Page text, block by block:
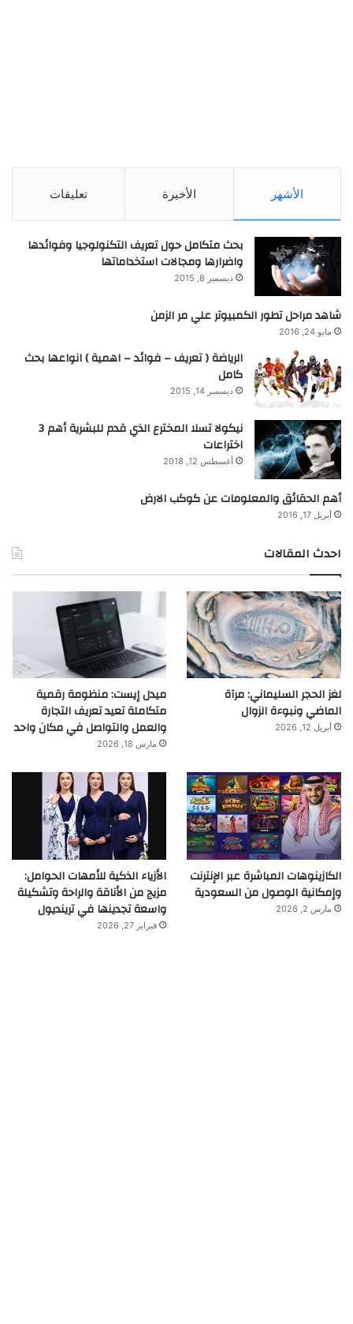
الأشهر الأخيرة تعليقات
بحث متكامل حول تعريف التكنولوجيا وفوائدها
واضرارها ومجالات استخداماتها
ديسمبر 8, 2015
شاهد مراحل تطور الكمبيوتر علي مر الزمن
مايو 24, 2016
الرياضة ( تعريف – فوائد – اهمية ) انواعها بحث
كامل
ديسمبر 14, 2015
نيكولا تسلا المخترع الذي قدم للبشرية أهم 3
اختراعات
أغسطس 12, 2018
أهم الحقائق والمعلومات عن كوكب الارض
أبريل 17, 2016
احدث المقالات
لغز الحجر السليماني: مرآة
الماضي ونبوءة الزوال
أبريل 12, 2026
ميدل إيست: منظومة رقمية
متكاملة تعيد تعريف التجارة
والعمل والتواصل في مكان واحد
مارس 18, 2026
الكازينوهات المباشرة عبر الإنترنت
وإمكانية الوصول من السعودية
مارس 2, 2026
الأزياء الذكية للأمهات الحوامل:
مزيج من الأناقة والراحة وتشكيلة
واسعة تجدينها في ترينديول
فبراير 27, 2026